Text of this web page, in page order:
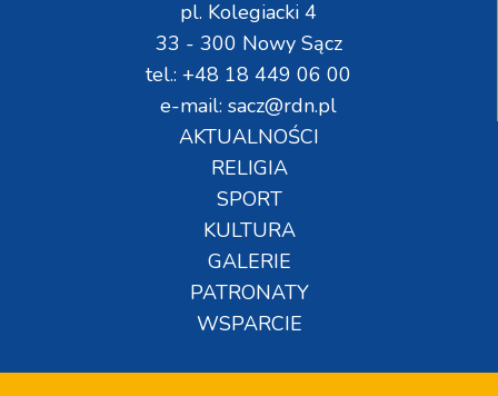
pl. Kolegiacki 4
33 - 300 Nowy Sącz
tel.: +48 18 449 06 00
e-mail: sacz@rdn.pl
AKTUALNOŚCI
RELIGIA
SPORT
KULTURA
GALERIE
PATRONATY
WSPARCIE